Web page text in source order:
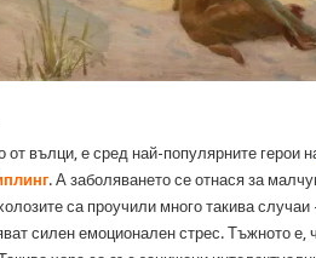
вълци, е сред най-популярните герои
. А заболяването се отнася за
са проучили много такива
силен емоционален стрес. Тъжното